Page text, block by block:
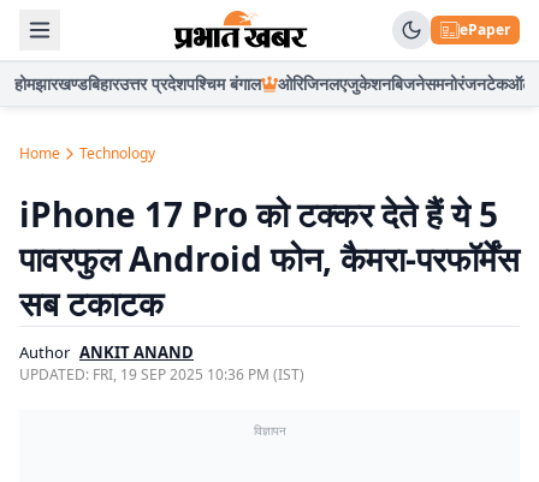
ePaper
होमझारखण्डबिहारउत्तर प्रदेशपश्चिम बंगाल ओरिजिनलएजुकेशनबिजनेसमनोरंजनटेकऑटो
Home Technology
iPhone 17 Pro को टक्कर देते हैं ये 5
पावरफुल Android फोन, कैमरा-परफॉर्मेंस
सब टकाटक
Author ANKIT ANAND
UPDATED: FRI, 19 SEP 2025 10:36 PM (IST)
विज्ञापन